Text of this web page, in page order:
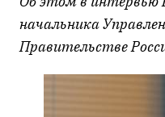
начальника
Правительстве